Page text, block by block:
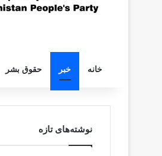
خانه خبر حقوق بشر
نوشته‌های تازه